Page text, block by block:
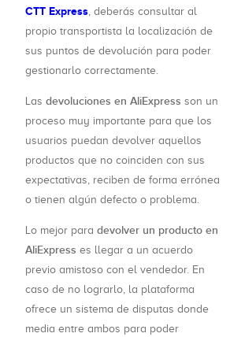
CTT Express, deberás consultar al
propio transportista la localización de
sus puntos de devolución para poder
gestionarlo correctamente.
Las devoluciones en AliExpress son un
proceso muy importante para que los
usuarios puedan devolver aquellos
productos que no coinciden con sus
expectativas, reciben de forma errónea
o tienen algún defecto o problema.
Lo mejor para devolver un producto en
AliExpress es llegar a un acuerdo
previo amistoso con el vendedor. En
caso de no lograrlo, la plataforma
ofrece un sistema de disputas donde
media entre ambos para poder